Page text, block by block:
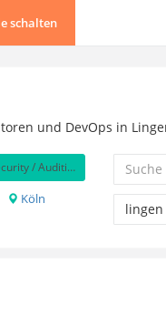
schalten
und DevOps in
IT Security / Auditing
Köln